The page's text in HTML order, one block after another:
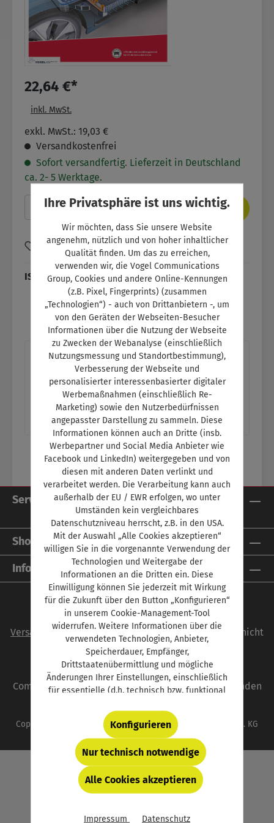
22,64 €*
inkl. MwSt.
exkl. MwSt.: 19,03 €
Versandkostenfrei
Sofort versandfertig. Lieferzeit in Deutschland
ca. 2- 5 Werktage.
Produkt Anzahl: Gib den gewünschten
In den Warenkorb
Zum Merkzettel hinzufügen
ISBN: SW11121
Beschreibung
Titelthema: Kalt oder schneller altEin gutes
Thermomanagement sorgt für eine gesunde
Antriebsbatterie Ein Thema im Schulun…
Mehr
Service-Hotline
Shop Service
Informationen
Alle Preise inkl. gesetzl. Mehrwertsteuer zzgl.
Versandkostenund ggf. Nachnahmegebühren, wenn nicht
anders angegeben.
autoFACHMANN ist eine Marke der Vogel
Communications Group. Unser gesamtes Angebot finden
Copyright © 2026 Vogel Communications Group GmbH & Co. KG
Ihre Privatsphäre ist uns wichtig.
Wir möchten, dass Sie unsere Website
angenehm, nützlich und von hoher inhaltlicher
Qualität finden. Um das zu erreichen,
verwenden wir, die Vogel Communications
Group, Cookies und andere Online-Kennungen
(z.B. Pixel, Fingerprints) (zusammen
„Technologien“) - auch von Drittanbietern -, um
von den Geräten der Webseiten-Besucher
Informationen über die Nutzung der Webseite
zu Zwecken der Webanalyse (einschließlich
Nutzungsmessung und Standortbestimmung),
Verbesserung der Webseite und
personalisierter interessenbasierter digitaler
Werbemaßnahmen (einschließlich Re-
Marketing) sowie den Nutzerbedürfnissen
angepasster Darstellung zu sammeln. Diese
Informationen können auch an Dritte (insb.
Werbepartner und Social Media Anbieter wie
Facebook und LinkedIn) weitergegeben und von
diesen mit anderen Daten verlinkt und
verarbeitet werden. Die Verarbeitung kann auch
außerhalb der EU / EWR erfolgen, wo unter
Umständen kein vergleichbares
Datenschutzniveau herrscht, z.B. in den USA.
Mit der Auswahl „Alle Cookies akzeptieren“
willigen Sie in die vorgenannte Verwendung der
Technologien und Weitergabe der
Informationen an die Dritten ein. Diese
Einwilligung können Sie jederzeit mit Wirkung
für die Zukunft über den Button „Konfigurieren“
in unserem Cookie-Management-Tool
widerrufen. Weitere Informationen über die
verwendeten Technologien, Anbieter,
Speicherdauer, Empfänger,
Drittstaatenübermittlung und mögliche
Änderungen Ihrer Einstellungen, einschließlich
für essentielle (d.h. technisch bzw. funktional
verlinkten Datenschutzerklärung und hinter
dem Button „Konfigurieren“.
Nur technisch notwendige
Konfigurieren
Alle Cookies akzeptieren
Impressum Datenschutz